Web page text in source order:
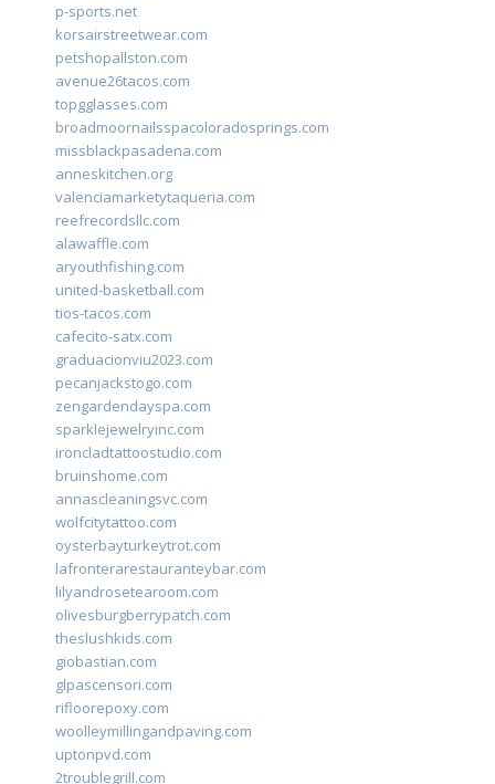
p-sports.net
korsairstreetwear.com
petshopallston.com
avenue26tacos.com
topgglasses.com
broadmoornailsspacoloradosprings.com
missblackpasadena.com
anneskitchen.org
valenciamarketytaqueria.com
reefrecordsllc.com
alawaffle.com
aryouthfishing.com
united-basketball.com
tios-tacos.com
cafecito-satx.com
graduacionviu2023.com
pecanjackstogo.com
zengardendayspa.com
sparklejewelryinc.com
ironcladtattoostudio.com
bruinshome.com
annascleaningsvc.com
wolfcitytattoo.com
oysterbayturkeytrot.com
lafronterarestauranteybar.com
lilyandrosetearoom.com
olivesburgberrypatch.com
theslushkids.com
giobastian.com
glpascensori.com
rifloorepoxy.com
woolleymillingandpaving.com
uptonpvd.com
2troublegrill.com